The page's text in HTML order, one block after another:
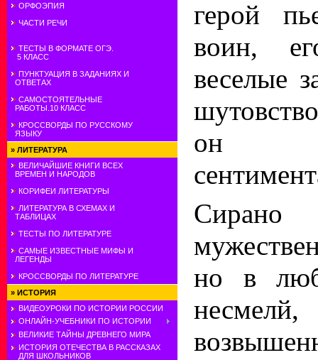
ОРФОЭПИЯ
ЧАСТИ РЕЧИ
ТЕСТЫ В ФОРМАТЕ ОГЭ.
5 КЛАСС
ПУНКТУАЦИЯ В ЗАДАНИЯХ И
ОТВЕТАХ
САМОСТОЯТЕЛЬНЫЕ
РАБОТЫ.10 КЛАСС
КРОССВОРДЫ ПО РУССКОМУ
ЯЗЫКУ
» ЛИТЕРАТУРА
ВЕЛИЧАЙШИЕ КНИГИ ВСЕХ
ВРЕМЕН И НАРОДОВ
КОРИФЕИ ЛИТЕРАТУРЫ
ЛИТЕРАТУРА В СХЕМАХ И
ТАБЛИЦАХ
ТЕСТЫ ПО ЛИТЕРАТУРЕ
САМЫЕ ИЗВЕСТНЫЕ МИФЫ И
ЛЕГЕНДЫ
КРОССВОРДЫ ПО ЛИТЕРАТУРЕ
» ИСТОРИЯ
ВИДЕОУРОКИ ПО ИСТОРИИ РОССИИ
ОНЛАЙН-УЧЕБНИКИ ПО ИСТОРИИ
ВЕЛИКИЕ ТАЙНЫ ДРЕВНЕГО МИРА
ИСТОРИЯ ОТЕЧЕСТВА В РАССКАЗАХ
ДЛЯ ШКОЛЬНИКОВ
герой
воин,
веселые
он
но в